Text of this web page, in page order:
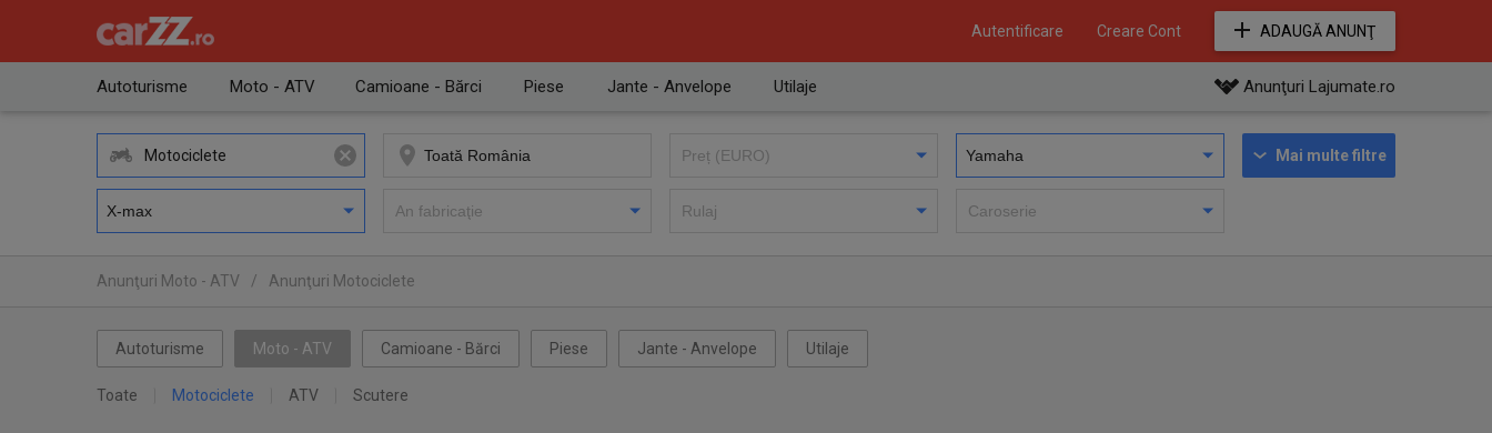
Autentificare Creare Cont ADAUGĂ ANUNŢ
Autoturisme Moto - ATV Camioane - Bărci Piese Jante - Anvelope Utilaje Anunţuri Lajumate.ro
Motociclete Mai multe filtre
Anunţuri Moto - ATV / Anunţuri Motociclete
Autoturisme Moto - ATV Camioane - Bărci Piese Jante - Anvelope Utilaje
Toate Motociclete ATV Scutere